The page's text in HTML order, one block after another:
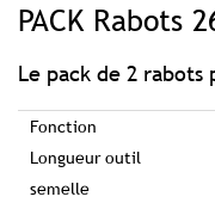
PACK Rabots
Le pack de 2
Fonction
Longueur outil
semelle
beginning
images
gallery